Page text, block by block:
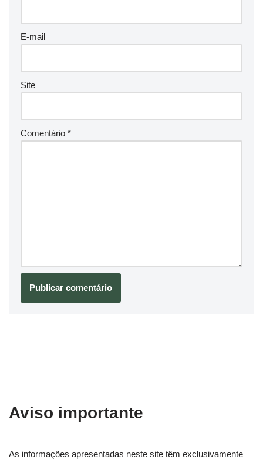
E-mail
Site
Comentário *
Aviso importante
As informações apresentadas neste site têm exclusivamente